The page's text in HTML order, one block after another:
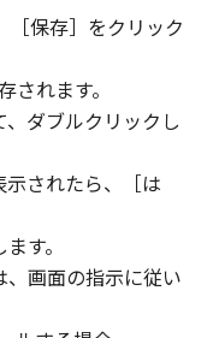
ンサー、キヤノ
、それらの販
、「本ソフト
から生ずるいか
に限定されない
て、適用法で
わないものと
ノンのライセ
ヤノンの関連会
売店がかかる
［保存］をクリック
れます。
ダブルクリックし
されたら、［は
す。
画面の指示に従い